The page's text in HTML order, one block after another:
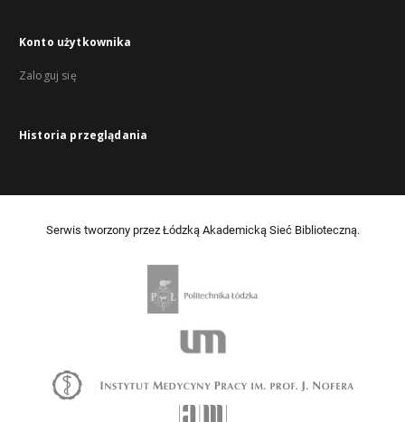
Konto użytkownika
Zaloguj się
Historia przeglądania
Serwis tworzony przez Łódzką Akademicką Sieć Biblioteczną.